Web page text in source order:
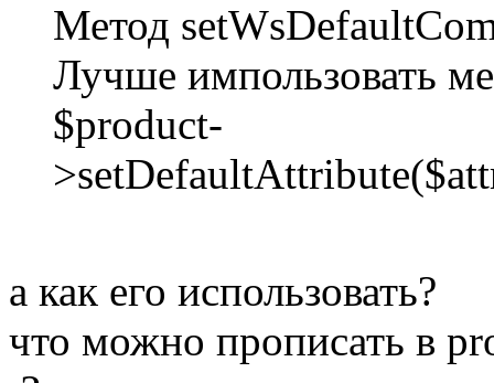
Метод
Лучше импользовать
$product-
а как его использовать?
что можно прописать в